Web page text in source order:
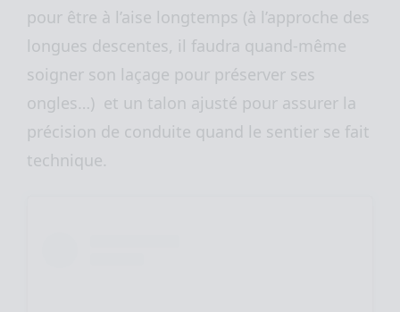
pour être à l’aise longtemps (à l’approche des
longues descentes, il faudra quand-même
soigner son laçage pour préserver ses
ongles…) et un talon ajusté pour assurer la
précision de conduite quand le sentier se fait
technique.